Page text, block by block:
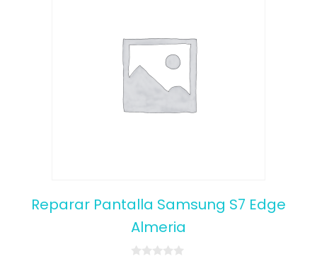
Reparar Pantalla Samsung S7 Edge
Almeria